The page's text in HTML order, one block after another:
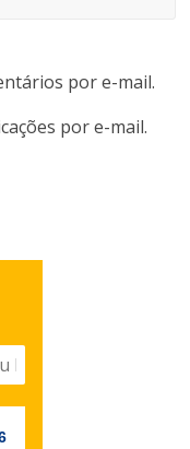
por e-mail.
por e-mail.